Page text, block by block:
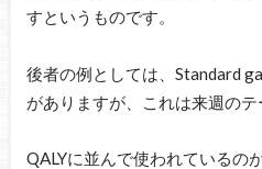
すというものです。
後者の例としては、Standard
がありますが、これは来週のテ
QALYに並んで使われているの